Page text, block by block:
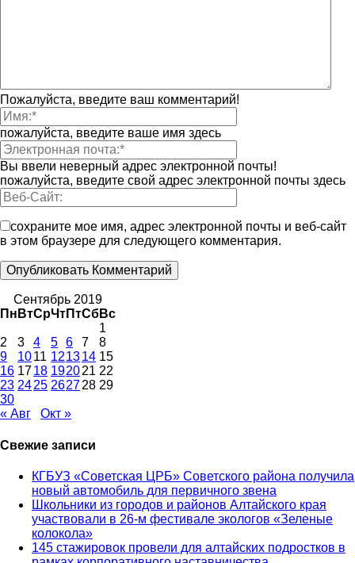
Пожалуйста, введите ваш комментарий!
пожалуйста, введите ваше имя здесь
Вы ввели неверный адрес электронной почты!
пожалуйста, введите свой адрес электронной почты здесь
сохраните мое имя, адрес электронной почты и веб-сайт
в этом браузере для следующего комментария.
Сентябрь 2019
Пн ВтСрЧтПтСбВс
1
2
3 4 5 6 7
8
9
1011 121314 15
16 1718 192021 22
23 2425 262728 29
30
« Авг
Окт »
Свежие записи
КГБУЗ «Советская ЦРБ» Советского района получила
новый автомобиль для первичного звена
Школьники из городов и районов Алтайского края
участвовали в 26-м фестивале экологов «Зеленые
колокола»
145 стажировок провели для алтайских подростков в